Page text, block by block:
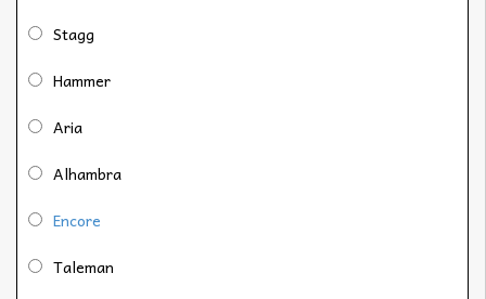
Stagg
Hammer
Aria
Alhambra
Encore
Taleman